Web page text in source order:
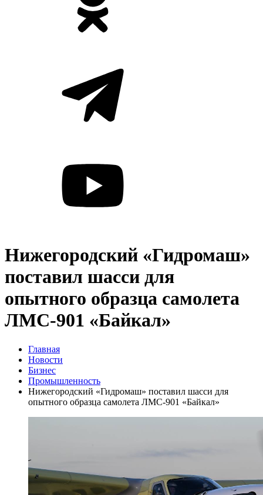
Нижегородский «Гидромаш»
поставил шасси для
опытного образца самолета
ЛМС-901 «Байкал»
Главная
Новости
Бизнес
Промышленность
Нижегородский «Гидромаш» поставил шасси для
опытного образца самолета ЛМС-901 «Байкал»